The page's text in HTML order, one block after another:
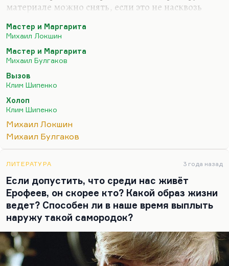
материале можно снять, если это не насквозь
временами очень смешной «Холоп»? Что можно
русской классики? «Война и мир» экранизирована
уже очень много раз, «Анна Каренина» недавно
была. А вот возьмем-ка мы «Мастера и
пафосом.
Почему – вечный вопрос – им дали так много
денег; 1,2 млрд? Почему именно Локшин получил
Мастер и Маргарита
Михаил Локшин
Мастер и Маргарита
Михаил Булгаков
Вызов
Клим Шипенко
Холоп
Клим Шипенко
Михаил Локшин
Михаил Булгаков
ЛИТЕРАТУРА 3 года назад
Если допустить, что среди нас живёт
Ерофеев, он скорее кто? Какой образ жизни
ведет? Способен ли в наше время выплыть
наружу такой самородок?